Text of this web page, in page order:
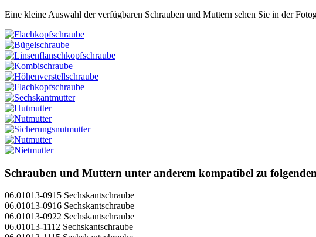
Eine kleine Auswahl der verfügbaren Schrauben und Muttern sehen Sie in der
Schrauben und Muttern unter anderem kompatibel zu
06.01013-0915 Sechskantschraube
06.01013-0916 Sechskantschraube
06.01013-0922 Sechskantschraube
06.01013-1112 Sechskantschraube